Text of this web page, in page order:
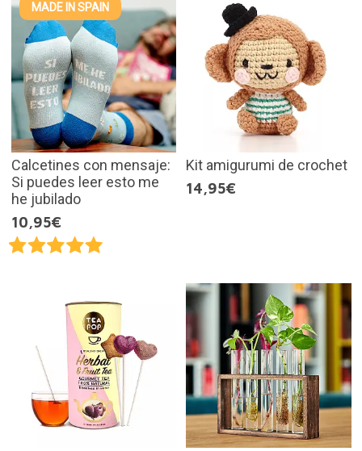
MADE IN SPAIN
Calcetines con mensaje:
Si puedes leer esto me
he jubilado
10,95€
Kit amigurumi de crochet
14,95€